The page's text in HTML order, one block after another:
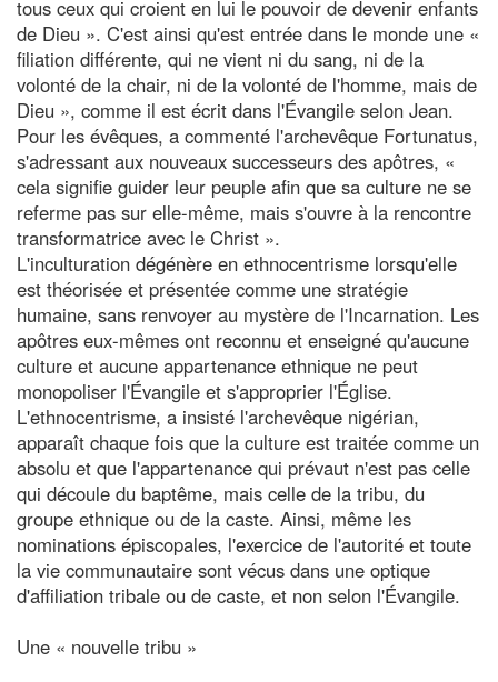
tous ceux qui croient en lui le pouvoir de devenir enfants
de Dieu ». C'est ainsi qu'est entrée dans le monde une «
filiation différente, qui ne vient ni du sang, ni de la
volonté de la chair, ni de la volonté de l'homme, mais de
Dieu », comme il est écrit dans l'Évangile selon Jean.
Pour les évêques, a commenté l'archevêque Fortunatus,
s'adressant aux nouveaux successeurs des apôtres, «
cela signifie guider leur peuple afin que sa culture ne se
referme pas sur elle-même, mais s'ouvre à la rencontre
transformatrice avec le Christ ».
L'inculturation dégénère en ethnocentrisme lorsqu'elle
est théorisée et présentée comme une stratégie
humaine, sans renvoyer au mystère de l'Incarnation. Les
apôtres eux-mêmes ont reconnu et enseigné qu'aucune
culture et aucune appartenance ethnique ne peut
monopoliser l'Évangile et s'approprier l'Église.
L'ethnocentrisme, a insisté l'archevêque nigérian,
apparaît chaque fois que la culture est traitée comme un
absolu et que l'appartenance qui prévaut n'est pas celle
qui découle du baptême, mais celle de la tribu, du
groupe ethnique ou de la caste. Ainsi, même les
nominations épiscopales, l'exercice de l'autorité et toute
la vie communautaire sont vécus dans une optique
d'affiliation tribale ou de caste, et non selon l'Évangile.
Une « nouvelle tribu »